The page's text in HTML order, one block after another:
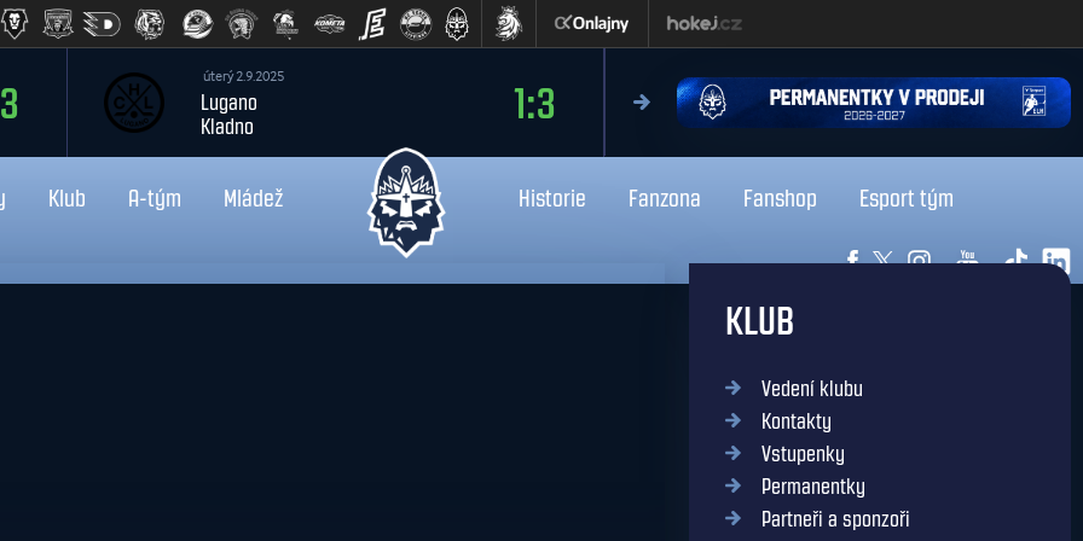
úterý 2.9.2025
Lugano
Kladno
1:3
čtvrtek 13.8.2026
Liberec
Kladno
Klub A-tým Mládež Historie Fanzona Fanshop Esport tým
KLUB
Vedení klubu
Kontakty
Vstupenky
Permanentky
Partneři a sponzoři